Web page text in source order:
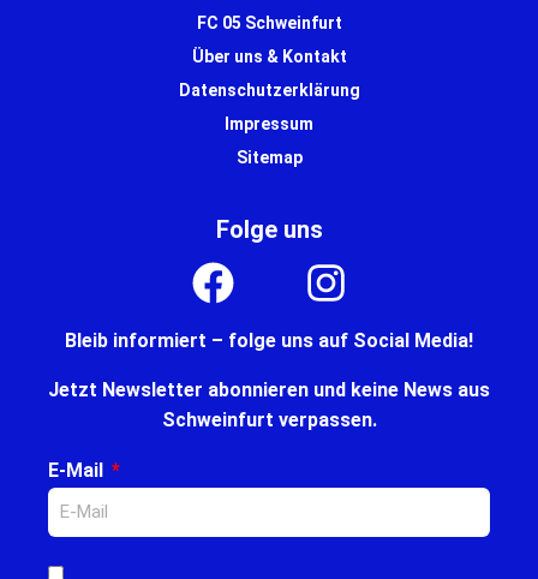
FC 05 Schweinfurt
Über uns & Kontakt
Datenschutzerklärung
Impressum
Sitemap
Folge uns
Bleib informiert – folge uns auf Social Media!
Jetzt Newsletter abonnieren und keine News aus
Schweinfurt verpassen.
E-Mail